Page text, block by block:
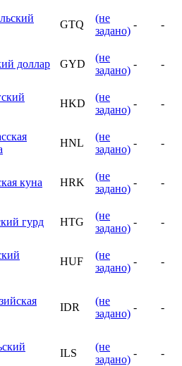
GTQ
(не
задано)
- -
доллар GYD
(не
задано)
- -
HKD
(не
задано)
- -
HNL
(не
задано)
- -
куна HRK
(не
задано)
- -
гурд HTG
(не
задано)
- -
HUF
(не
задано)
- -
IDR
(не
задано)
- -
ILS
(не
задано)
- -